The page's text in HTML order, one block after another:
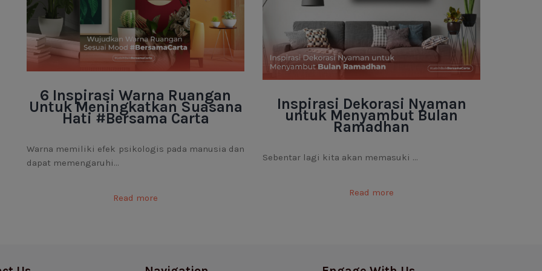
6 Inspirasi Warna Ruangan
Untuk Meningkatkan Suasana
Hati #Bersama Carta
Warna memiliki efek psikologis pada manusia dan
dapat memengaruhi...
Read more
Inspirasi Dekorasi Nyaman
untuk Menyambut Bulan
Ramadhan
Sebentar lagi kita akan memasuki ...
Read more